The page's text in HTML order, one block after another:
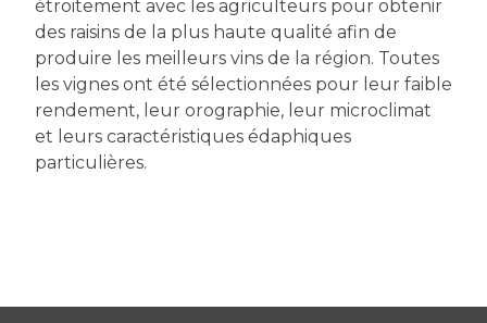
étroitement avec les agriculteurs pour obtenir
des raisins de la plus haute qualité afin de
produire les meilleurs vins de la région. Toutes
les vignes ont été sélectionnées pour leur faible
rendement, leur orographie, leur microclimat
et leurs caractéristiques édaphiques
particulières.